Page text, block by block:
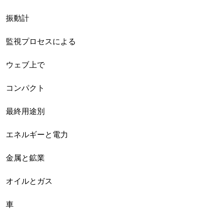
振動計
監視プロセスによる
ウェブ上で
コンパクト
最終用途別
エネルギーと電力
金属と鉱業
オイルとガス
車